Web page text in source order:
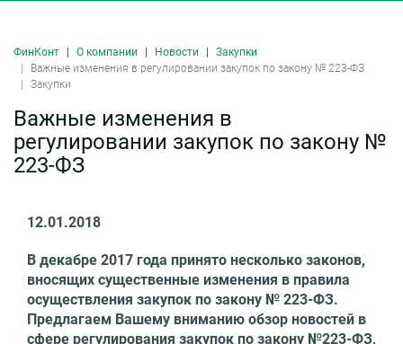
ФинКонт О компании Новости
Закупки
Важные изменения в регулировании закупок по закону № 223-ФЗ
Закупки
Важные изменения в
регулировании закупок по закону №
223-ФЗ
12.01.2018
В декабре 2017 года принято несколько законов,
вносящих существенные изменения в правила
осуществления закупок по закону № 223-ФЗ.
Предлагаем Вашему вниманию обзор новостей в
сфере регулирования закупок по закону №223-ФЗ,
Даю согласие на обработку персональных
данные и соглашаюсь сполитикой